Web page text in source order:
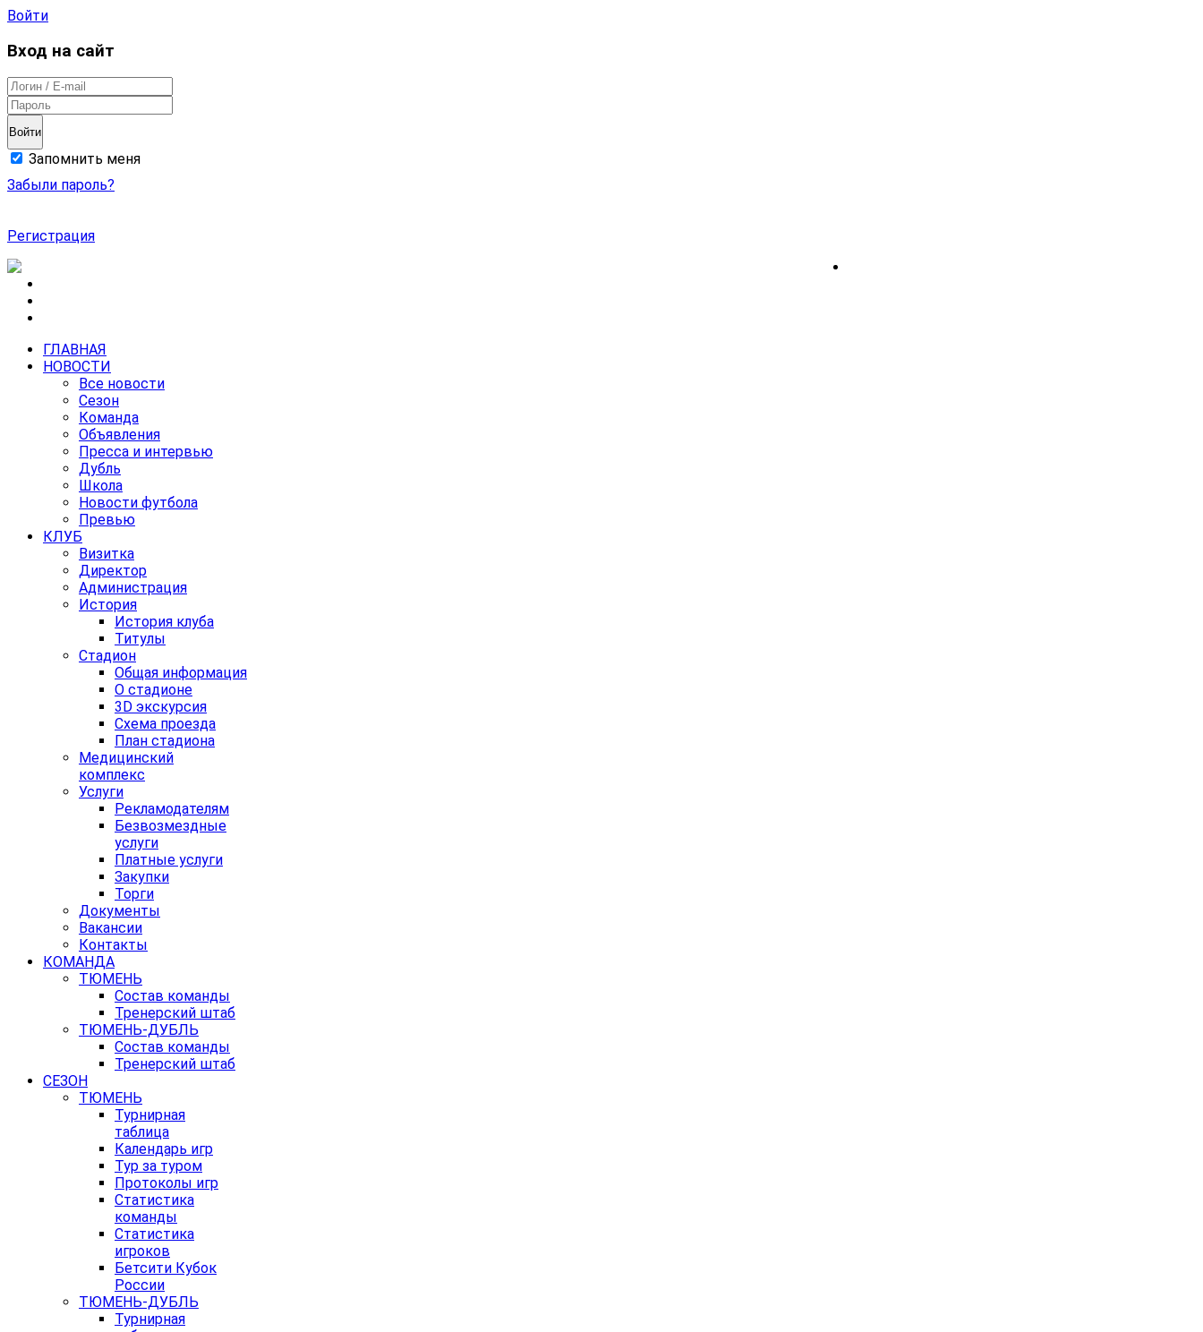
Войти
Вход на сайт
Войти
Запомнить меня
Забыли пароль?
Регистрация
ГЛАВНАЯ
НОВОСТИ
Все новости
Сезон
Команда
Объявления
Пресса и интервью
Дубль
Школа
Новости футбола
Превью
КЛУБ
Визитка
Директор
Администрация
История
История клуба
Титулы
Стадион
Общая информация
О стадионе
3D экскурсия
Схема проезда
План стадиона
Медицинский
комплекс
Услуги
Рекламодателям
Безвозмездные
услуги
Платные услуги
Закупки
Торги
Документы
Вакансии
Контакты
КОМАНДА
ТЮМЕНЬ
Состав команды
Тренерский штаб
ТЮМЕНЬ-ДУБЛЬ
Состав команды
Тренерский штаб
СЕЗОН
ТЮМЕНЬ
Турнирная
таблица
Календарь игр
Тур за туром
Протоколы игр
Статистика
команды
Статистика
игроков
Бетсити Кубок
России
ТЮМЕНЬ-ДУБЛЬ
Турнирная